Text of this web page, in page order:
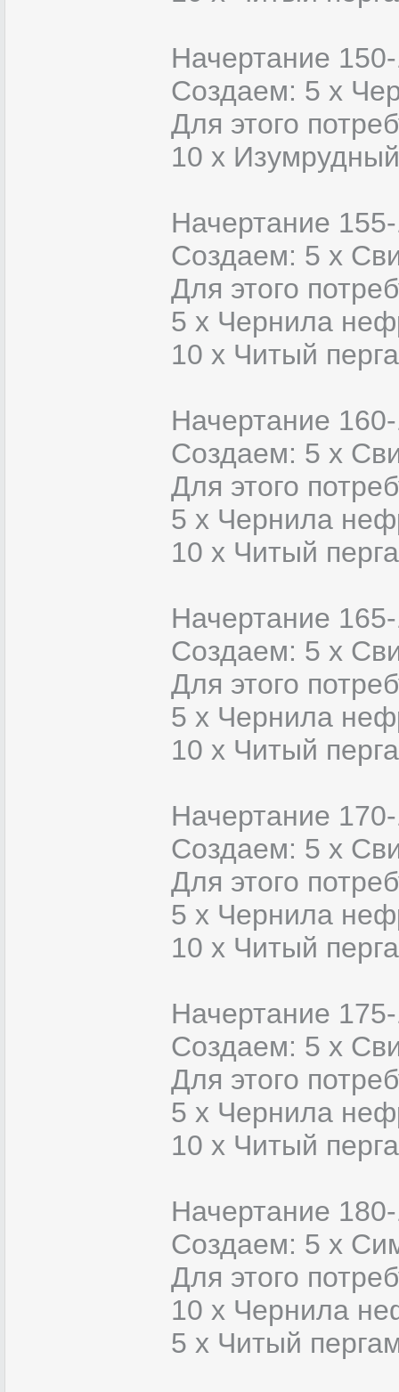
Начертание
Создаем: 5 х
Для этого
10 x
Начертание
Создаем: 5 х
Для этого
5 х Чернила
10 x Читый
Начертание
Создаем: 5 х
Для этого
5 х Чернила
10 x Читый
Начертание
Создаем: 5 х
Для этого
5 х Чернила
10 x Читый
Начертание
Создаем: 5 х
Для этого
5 х Чернила
10 x Читый
Начертание
Создаем: 5 х
Для этого
5 х Чернила
10 x Читый
Начертание
Создаем: 5 х
Для этого
10 х Чернила
5 x Читый